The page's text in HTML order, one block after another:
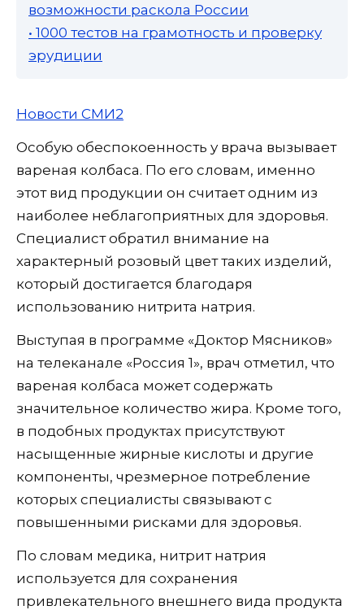
возможности раскола России
• 1000 тестов на грамотность и проверку
эрудиции
Новости СМИ2
Особую обеспокоенность у врача вызывает
вареная колбаса. По его словам, именно
этот вид продукции он считает одним из
наиболее неблагоприятных для здоровья.
Специалист обратил внимание на
характерный розовый цвет таких изделий,
который достигается благодаря
использованию нитрита натрия.
Выступая в программе «Доктор Мясников»
на телеканале «Россия 1», врач отметил, что
вареная колбаса может содержать
значительное количество жира. Кроме того,
в подобных продуктах присутствуют
насыщенные жирные кислоты и другие
компоненты, чрезмерное потребление
которых специалисты связывают с
повышенными рисками для здоровья.
По словам медика, нитрит натрия
используется для сохранения
привлекательного внешнего вида продукта